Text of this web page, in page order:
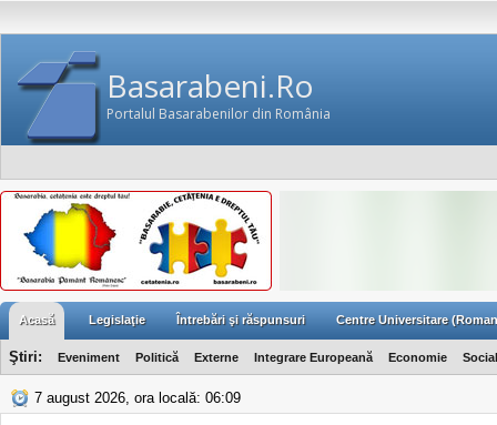
Basarabeni.Ro
Portalul Basarabenilor din România
Acasă Legislaţie Întrebări şi răspunsuri Centre Universitare
Ştiri: Eveniment Politică Externe Integrare Europeană Economie Social
7 august 2026, ora locală: 06:09